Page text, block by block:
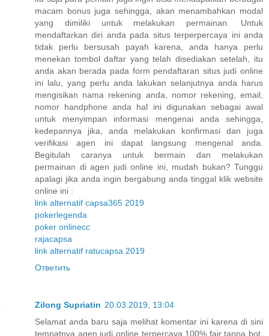
macam bonus juga sehingga, akan menambahkan modal
yang dimiliki untuk melakukan permainan. Untuk
mendaftarkan diri anda pada situs terperpercaya ini anda
tidak perlu bersusah payah karena, anda hanya perlu
menekan tombol daftar yang telah disediakan setelah, itu
anda akan berada pada form pendaftaran situs judi online
ini lalu, yang perlu anda lakukan selanjutnya anda harus
mengisikan nama rekening anda, nomor rekening, email,
nomor handphone anda hal ini digunakan sebagai awal
untuk menyimpan informasi mengenai anda sehingga,
kedepannya jika, anda melakukan konfirmasi dan juga
verifikasi agen ini dapat langsung mengenal anda.
Begitulah caranya untuk bermain dan melakukan
permainan di agen judi online ini, mudah bukan? Tunggu
apalagi jika anda ingin bergabung anda tinggal klik website
online ini :
link alternatif capsa365 2019
pokerlegenda
poker onlinecc
rajacapsa
link alternatif ratucapsa 2019
Ответить
Zilong Supriatin 20.03.2019, 13:04
Selamat anda baru saja melihat komentar ini karena di sini
tempatnya agen judi online terpercaya 100% fair tanpa bot,